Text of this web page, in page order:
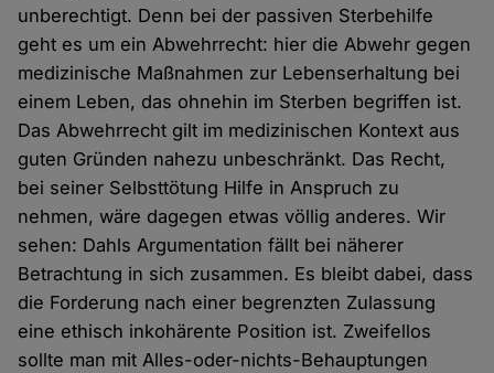
unberechtigt. Denn bei der passiven Sterbehilfe
geht es um ein Abwehrrecht: hier die Abwehr gegen
medizinische Maßnahmen zur Lebenserhaltung bei
einem Leben, das ohnehin im Sterben begriffen ist.
Das Abwehrrecht gilt im medizinischen Kontext aus
guten Gründen nahezu unbeschränkt. Das Recht,
bei seiner Selbsttötung Hilfe in Anspruch zu
nehmen, wäre dagegen etwas völlig anderes. Wir
sehen: Dahls Argumentation fällt bei näherer
Betrachtung in sich zusammen. Es bleibt dabei, dass
die Forderung nach einer begrenzten Zulassung
eine ethisch inkohärente Position ist. Zweifellos
sollte man mit Alles-oder-nichts-Behauptungen